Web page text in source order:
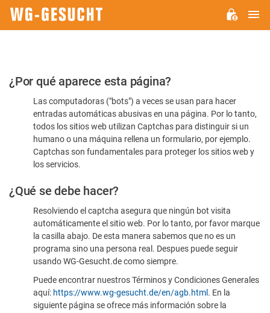
Por
favor,
confirme
humano
¿Por qué aparece esta página?
Las computadoras ("bots") a veces se usan para hacer
entradas automáticas abusivas en una página. Por lo tanto,
todos los sitios web utilizan Captchas para distinguir si un
humano o una máquina rellena un formulario, por ejemplo.
Captchas son fundamentales para proteger los sitios web y
los servicios.
¿Qué se debe hacer?
Resolviendo el captcha asegura que ningún bot visita
automáticamente el sitio web. Por lo tanto, por favor marque
la casilla abajo. De esta manera sabemos que no es un
programa sino una persona real. Despues puede seguir
usando WG-Gesucht.de como siempre.
Puede encontrar nuestros Términos y Condiciones Generales
aquí: https://www.wg-gesucht.de/en/agb.html . En la
siguiente página se ofrece más información sobre la